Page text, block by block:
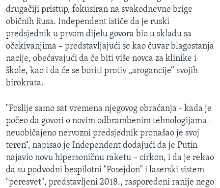
drugačiji pristup, fokusiran na svakodnevne brige
običnih Rusa. Independent ističe da je ruski
predsjednik u prvom dijelu govora bio u skladu sa
očekivanjima – predstavljajući se kao čuvar blagostanja
nacije, obećavajući da će biti više novca za klinike i
škole, kao i da će se boriti protiv „arogancije“ svojih
birokrata.
"Poslije samo sat vremena njegovog obraćanja - kada je
počeo da govori o novim odbrambenim tehnologijama -
neuobičajeno nervozni predsjednik pronašao je svoj
teren“, napisao je Independent dodajući da je Putin
najavio novu hipersoničnu raketu – cirkon, i da je rekao
da su podvodni bespilotni "Posejdon" i laserski sistem
"peresvet", predstavljeni 2018., raspoređeni ranije nego